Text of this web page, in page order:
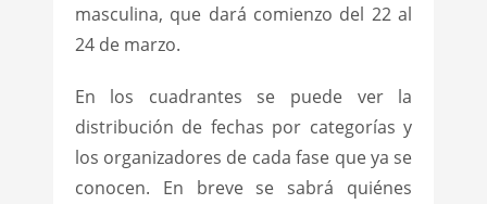
masculina, que dará comienzo del 22 al
24 de marzo.
En los cuadrantes se puede ver la
distribución de fechas por categorías y
los organizadores de cada fase que ya se
conocen. En breve se sabrá quiénes